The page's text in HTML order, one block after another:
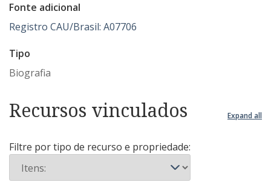
Fonte adicional
Registro CAU/Brasil: A07706
Tipo
Biografia
Recursos vinculados Expand all
Filtre por tipo de recurso e propriedade: